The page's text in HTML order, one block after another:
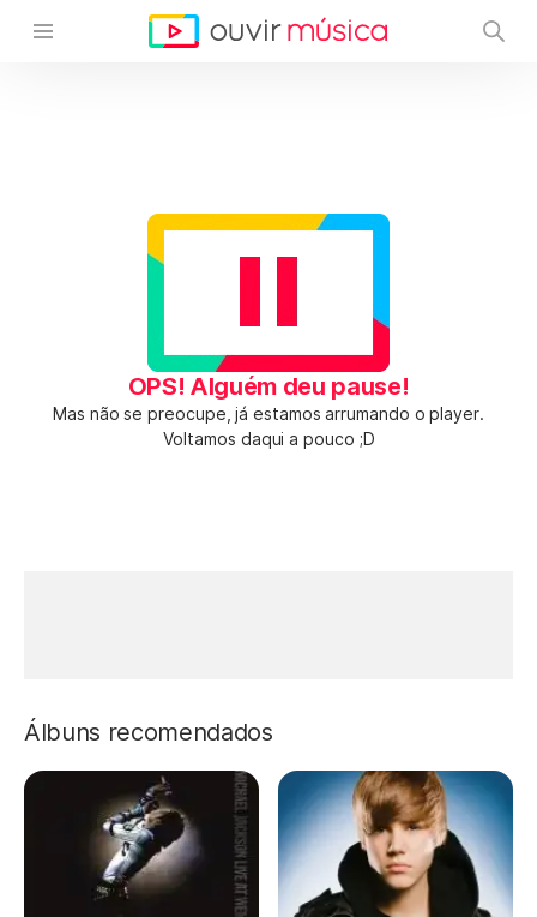
OPS! Alguém deu pause!
Mas não se preocupe, já estamos arrumando o player.
Voltamos daqui a pouco ;D
Álbuns recomendados